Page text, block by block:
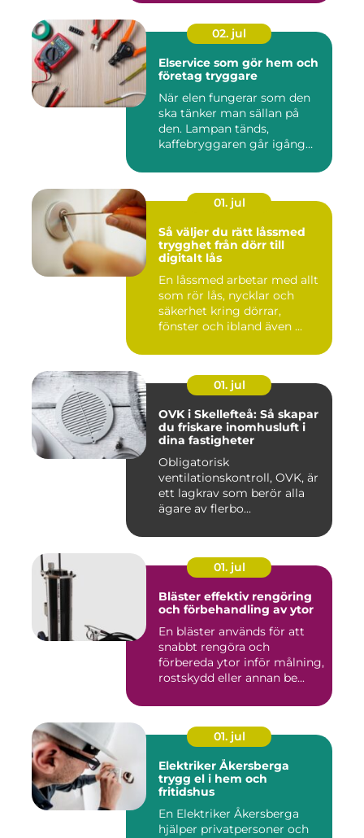
02. jul
Elservice som gör hem och
företag tryggare
När elen fungerar som den
ska tänker man sällan på
den. Lampan tänds,
kaffebryggaren går igång
01. jul
Så väljer du rätt låssmed
trygghet från dörr till
digitalt lås
En låssmed arbetar med allt
som rör lås, nycklar och
säkerhet kring dörrar,
fönster och ibland även ...
01. jul
OVK i Skellefteå: Så skapar
du friskare inomhusluft i
dina fastigheter
Obligatorisk
ventilationskontroll, OVK, är
ett lagkrav som berör alla
ägare av flerbo...
01. jul
Bläster effektiv rengöring
och förbehandling av ytor
En bläster används för att
snabbt rengöra och
förbereda ytor inför målning,
rostskydd eller annan be...
01. jul
Elektriker Åkersberga
trygg el i hem och
fritidshus
En Elektriker Åkersberga
hjälper privatpersoner och